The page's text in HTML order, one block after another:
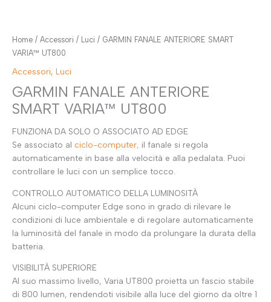
Home / Accessori / Luci / GARMIN FANALE ANTERIORE SMART
VARIA™ UT800
Accessori, Luci
GARMIN FANALE ANTERIORE
SMART VARIA™ UT800
FUNZIONA DA SOLO O ASSOCIATO AD EDGE
Se associato al ciclo-computer, il fanale si regola
automaticamente in base alla velocità e alla pedalata. Puoi
controllare le luci con un semplice tocco.
CONTROLLO AUTOMATICO DELLA LUMINOSITÀ
Alcuni ciclo-computer Edge sono in grado di rilevare le
condizioni di luce ambientale e di regolare automaticamente
la luminosità del fanale in modo da prolungare la durata della
batteria.
VISIBILITÀ SUPERIORE
Al suo massimo livello, Varia UT800 proietta un fascio stabile
di 800 lumen, rendendoti visibile alla luce del giorno da oltre 1